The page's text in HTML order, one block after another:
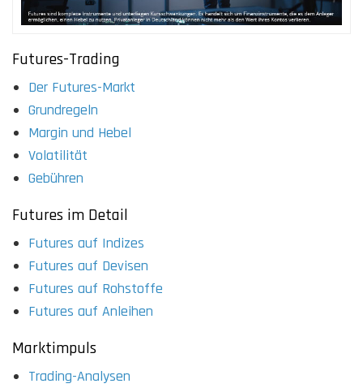
Futures-Trading
Der Futures-Markt
Grundregeln
Margin und Hebel
Volatilität
Gebühren
Futures im Detail
Futures auf Indizes
Futures auf Devisen
Futures auf Rohstoffe
Futures auf Anleihen
Marktimpuls
Trading-Analysen